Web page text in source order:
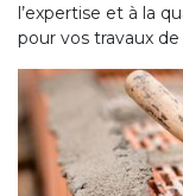
l’expertise et à la
pour vos travaux